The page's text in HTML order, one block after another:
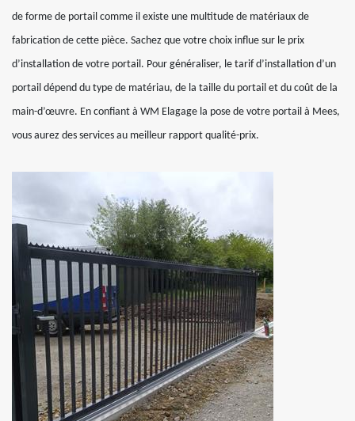
de forme de portail comme il existe une multitude de matériaux de
fabrication de cette pièce. Sachez que votre choix influe sur le prix
d’installation de votre portail. Pour généraliser, le tarif d’installation d’un
portail dépend du type de matériau, de la taille du portail et du coût de la
main-d’œuvre. En confiant à WM Elagage la pose de votre portail à Mees,
vous aurez des services au meilleur rapport qualité-prix.